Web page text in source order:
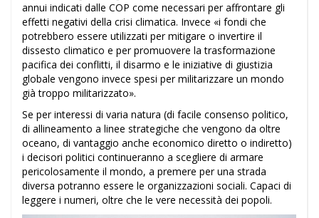
annui indicati dalle COP come necessari per affrontare gli
effetti negativi della crisi climatica. Invece «i fondi che
potrebbero essere utilizzati per mitigare o invertire il
dissesto climatico e per promuovere la trasformazione
pacifica dei conflitti, il disarmo e le iniziative di giustizia
globale vengono invece spesi per militarizzare un mondo
già troppo militarizzato».
Se per interessi di varia natura (di facile consenso politico,
di allineamento a linee strategiche che vengono da oltre
oceano, di vantaggio anche economico diretto o indiretto)
i decisori politici continueranno a scegliere di armare
pericolosamente il mondo, a premere per una strada
diversa potranno essere le organizzazioni sociali. Capaci di
leggere i numeri, oltre che le vere necessità dei popoli.